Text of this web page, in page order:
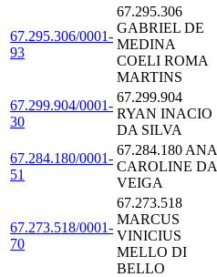
67.295.306/0001-
93
67.295.306
GABRIEL DE
MEDINA
COELI ROMA
MARTINS
67.299.904/0001-
30
67.299.904
RYAN INACIO
DA SILVA
67.284.180/0001-
51
67.284.180 ANA
CAROLINE DA
VEIGA
67.273.518/0001-
70
67.273.518
MARCUS
VINICIUS
MELLO DI
BELLO